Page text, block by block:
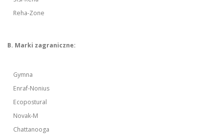
Reha-Zone
B. Marki zagraniczne:
Gymna
Enraf-Nonius
Ecopostural
Novak-M
Chattanooga